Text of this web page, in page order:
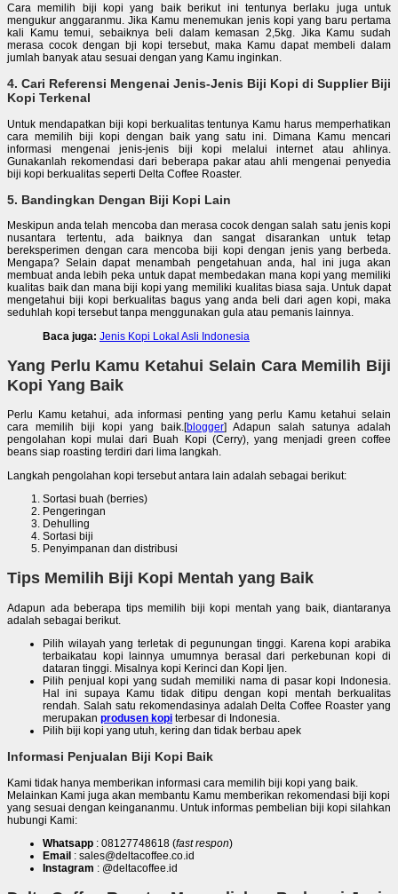
Cara memilih biji kopi yang baik berikut ini tentunya berlaku juga untuk
mengukur anggaranmu. Jika Kamu menemukan jenis kopi yang baru pertama
kali Kamu temui, sebaiknya beli dalam kemasan 2,5kg. Jika Kamu sudah
merasa cocok dengan bji kopi tersebut, maka Kamu dapat membeli dalam
jumlah banyak atau sesuai dengan yang Kamu inginkan.
4. Cari Referensi Mengenai Jenis-Jenis Biji Kopi di Supplier Biji
Kopi Terkenal
Untuk mendapatkan biji kopi berkualitas tentunya Kamu harus memperhatikan
cara memilih biji kopi dengan baik yang satu ini. Dimana Kamu mencari
informasi mengenai jenis-jenis biji kopi melalui internet atau ahlinya.
Gunakanlah rekomendasi dari beberapa pakar atau ahli mengenai penyedia
biji kopi berkualitas seperti Delta Coffee Roaster.
5. Bandingkan Dengan Biji Kopi Lain
Meskipun anda telah mencoba dan merasa cocok dengan salah satu jenis kopi
nusantara tertentu, ada baiknya dan sangat disarankan untuk tetap
bereksperimen dengan cara mencoba biji kopi dengan jenis yang berbeda.
Mengapa? Selain dapat menambah pengetahuan anda, hal ini juga akan
membuat anda lebih peka untuk dapat membedakan mana kopi yang memiliki
kualitas baik dan mana biji kopi yang memiliki kualitas biasa saja. Untuk dapat
mengetahui biji kopi berkualitas bagus yang anda beli dari agen kopi, maka
seduhlah kopi tersebut tanpa menggunakan gula atau pemanis lainnya.
Baca juga: Jenis Kopi Lokal Asli Indonesia
Yang Perlu Kamu Ketahui Selain Cara Memilih Biji
Kopi Yang Baik
Perlu Kamu ketahui, ada informasi penting yang perlu Kamu ketahui selain
cara memilih biji kopi yang baik.[blogger] Adapun salah satunya adalah
pengolahan kopi mulai dari Buah Kopi (Cerry), yang menjadi green coffee
beans siap roasting terdiri dari lima langkah.
Langkah pengolahan kopi tersebut antara lain adalah sebagai berikut:
Sortasi buah (berries)
Pengeringan
Dehulling
Sortasi biji
Penyimpanan dan distribusi
Tips Memilih Biji Kopi Mentah yang Baik
Adapun ada beberapa tips memilih biji kopi mentah yang baik, diantaranya
adalah sebagai berikut.
Pilih wilayah yang terletak di pegunungan tinggi. Karena kopi arabika
terbaikatau kopi lainnya umumnya berasal dari perkebunan kopi di
dataran tinggi. Misalnya kopi Kerinci dan Kopi Ijen.
Pilih penjual kopi yang sudah memiliki nama di pasar kopi Indonesia.
Hal ini supaya Kamu tidak ditipu dengan kopi mentah berkualitas
rendah. Salah satu rekomendasinya adalah Delta Coffee Roaster yang
merupakan produsen kopi terbesar di Indonesia.
Pilih biji kopi yang utuh, kering dan tidak berbau apek
Informasi Penjualan Biji Kopi Baik
Kami tidak hanya memberikan informasi cara memilih biji kopi yang baik.
Melainkan Kami juga akan membantu Kamu memberikan rekomendasi biji kopi
yang sesuai dengan keingananmu. Untuk informas pembelian biji kopi silahkan
hubungi Kami:
Whatsapp : 08127748618 (fast respon)
Email : sales@deltacoffee.co.id
Instagram : @deltacoffee.id